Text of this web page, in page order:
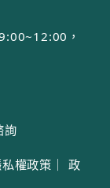
，
詢
私權政策 ｜
政